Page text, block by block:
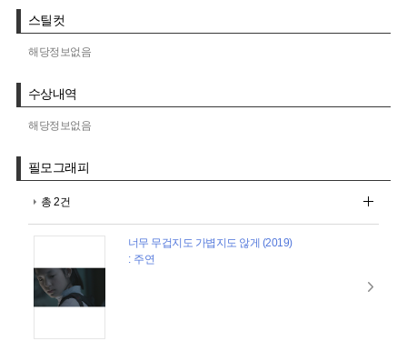
스틸컷
해당정보없음
수상내역
해당정보없음
필모그래피
총 2건
너무 무겁지도 가볍지도 않게 (2019)
: 주연